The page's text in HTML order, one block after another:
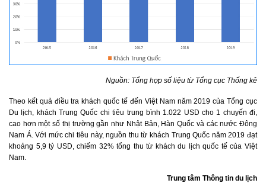
Nguồn: Tổng hợp số liệu từ Tổng cục Thống kê
Theo kết quả điều tra khách quốc tế đến Việt Nam năm 2019 của Tổng cục
Du lịch, khách Trung Quốc chi tiêu trung bình 1.022 USD cho 1 chuyến đi,
cao hơn một số thị trường gần như Nhật Bản, Hàn Quốc và các nước Đông
Nam Á. Với mức chi tiêu này, nguồn thu từ khách Trung Quốc năm 2019 đạt
khoảng 5,9 tỷ USD, chiếm 32% tổng thu từ khách du lịch quốc tế của Việt
Nam.
Trung tâm Thông tin du lịch